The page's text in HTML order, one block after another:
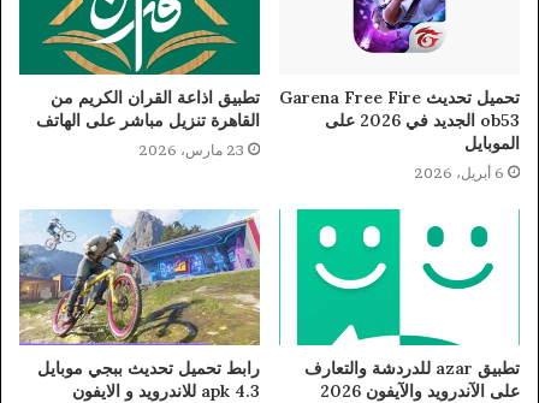
تحميل تحديث Garena Free Fire
ob53 الجديد في 2026 على
الموبايل
6 أبريل، 2026
تطبيق اذاعة القران الكريم من
القاهرة تنزيل مباشر على الهاتف
23 مارس، 2026
تطبيق azar للدردشة والتعارف
على الآندرويد والآيفون 2026
رابط تحميل تحديث ببجي موبايل
4.3 apk للاندرويد و الايفون